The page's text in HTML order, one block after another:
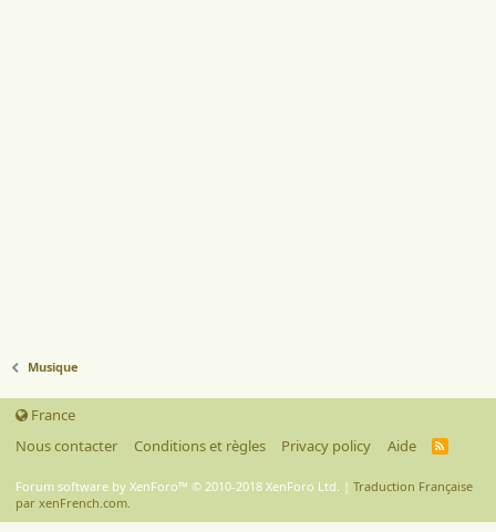
Musique
France
Nous contacter
Conditions et règles Privacy policy Aide
R
S
Forum software by XenForo™ © 2010-2018 XenForo Ltd. | Traduction Française
par xenFrench.com.